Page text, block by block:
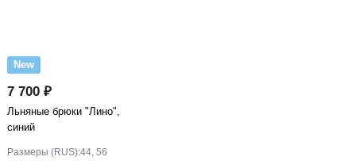
New
7 700 ₽
Льняные брюки "Лино",
синий
Размеры (RUS):44, 56